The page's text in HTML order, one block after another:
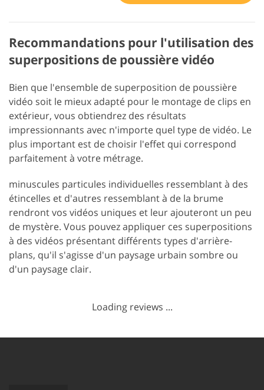
Recommandations pour l'utilisation des
superpositions de poussière vidéo
Bien que l'ensemble de superposition de poussière
vidéo soit le mieux adapté pour le montage de clips en
extérieur, vous obtiendrez des résultats
impressionnants avec n'importe quel type de vidéo. Le
plus important est de choisir l'effet qui correspond
parfaitement à votre métrage.
minuscules particules individuelles ressemblant à des
étincelles et d'autres ressemblant à de la brume
rendront vos vidéos uniques et leur ajouteront un peu
de mystère. Vous pouvez appliquer ces superpositions
à des vidéos présentant différents types d'arrière-
plans, qu'il s'agisse d'un paysage urbain sombre ou
d'un paysage clair.
Loading reviews ...